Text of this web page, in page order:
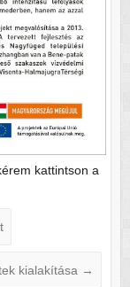
kattintson a
kialakítása →